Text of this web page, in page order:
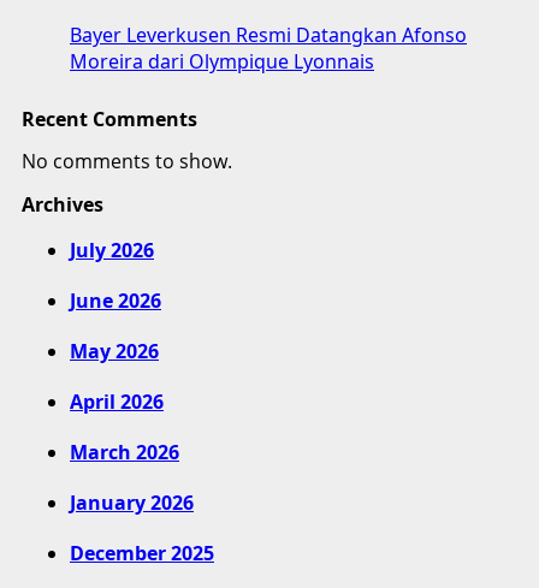
Bayer Leverkusen Resmi Datangkan Afonso
Moreira dari Olympique Lyonnais
Recent Comments
No comments to show.
Archives
July 2026
June 2026
May 2026
April 2026
March 2026
January 2026
December 2025